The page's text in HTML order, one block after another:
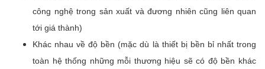
công nghệ trong sản xuất và đương nhiên cũng liên quan
tới giá thành)
Khác nhau về độ bền (mặc dù là thiết bị bền bỉ nhất trong
toàn hệ thống những mỗi thương hiệu sẽ có độ bền khác